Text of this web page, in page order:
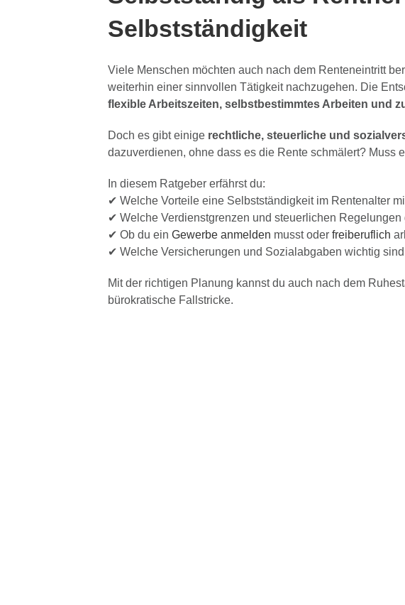
Selbstständigkeit
Viele Menschen möchten auch nach dem Renteneintritt
weiterhin einer sinnvollen Tätigkeit nachzugehen. Die
flexible Arbeitszeiten, selbstbestimmtes Arbeiten und
Doch es gibt einige rechtliche, steuerliche und
dazuverdienen, ohne dass es die Rente schmälert?
In diesem Ratgeber erfährst du:
✔ Welche Vorteile eine Selbstständigkeit im Rentenalter
✔ Welche Verdienstgrenzen und steuerlichen Regelungen
✔ Ob du ein Gewerbe anmelden musst oder freiberuflich
✔ Welche Versicherungen und Sozialabgaben wichtig
Mit der richtigen Planung kannst du auch nach dem
bürokratische Fallstricke.